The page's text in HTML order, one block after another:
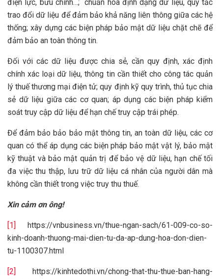
điện lực, bưu chính…; chuẩn hóa định dạng dữ liệu, quy tắc
trao đổi dữ liệu để đảm bảo khả năng liên thông giữa các hệ
thống; xây dựng các biện pháp bảo mật dữ liệu chặt chẽ để
đảm bảo an toàn thông tin.
Đối với các dữ liệu được chia sẻ, cần quy định, xác định
chính xác loại dữ liệu, thông tin cần thiết cho công tác quản
lý thuế thương mại điện tử; quy định kỹ quy trình, thủ tục chia
sẻ dữ liệu giữa các cơ quan; áp dụng các biện pháp kiểm
soát truy cập dữ liệu để hạn chế truy cập trái phép.
Để đảm bảo bảo bảo mật thông tin, an toàn dữ liệu, các cơ
quan có thể áp dụng các biện pháp bảo mật vật lý, bảo mật
kỹ thuật và bảo mật quản trị để bảo vệ dữ liệu, hạn chế tối
đa việc thu thập, lưu trữ dữ liệu cá nhân của người dân mà
không cần thiết trong việc truy thu thuế.
Xin cảm ơn ông!
[1]
https://vnbusiness.vn/thue-ngan-sach/61-009-co-so-
kinh-doanh-thuong-mai-dien-tu-da-ap-dung-hoa-don-dien-
tu-1100307.html
[2]
https://kinhtedothi.vn/chong-that-thu-thue-ban-hang-